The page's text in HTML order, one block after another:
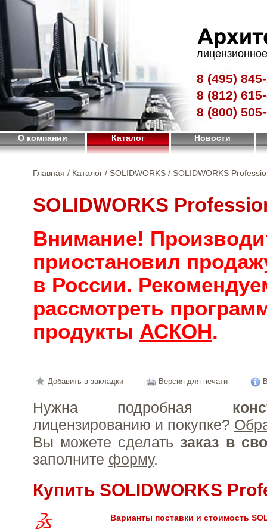
8 (495)
8 (812)
8 (800)
О компании Каталог Новости
Главная / Каталог / SOLIDWORKS / SOLIDWORKS
SOLIDWORKS
Внимание!
приостановил
в России.
рассмотреть
продукты АСКОН.
Добавить в закладки Версия для печати
Нужна подробная
лицензированию и покупке?
Вы можете сделать заказ в
заполните форму.
Купить SOLIDWORKS
Варианты поставки и стоимость